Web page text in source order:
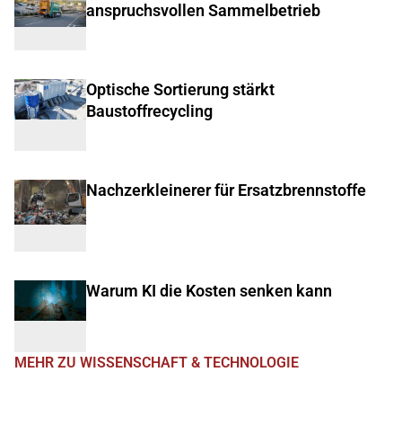
anspruchsvollen Sammelbetrieb
Optische Sortierung stärkt
Baustoffrecycling
Nachzerkleinerer für Ersatzbrennstoffe
Warum KI die Kosten senken kann
MEHR ZU WISSENSCHAFT & TECHNOLOGIE